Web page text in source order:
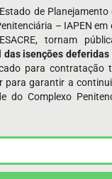
de
– IAPEN
tornam
isenções
para contratação
para garantir a
do Complexo